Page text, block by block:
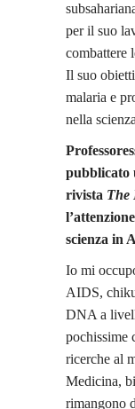
per il suo
combattere
Il suo
malaria e
nella
pubblicato
rivista The
scienza in
Io mi
AIDS,
DNA a
pochissime
ricerche al
Medicina,
rimangono